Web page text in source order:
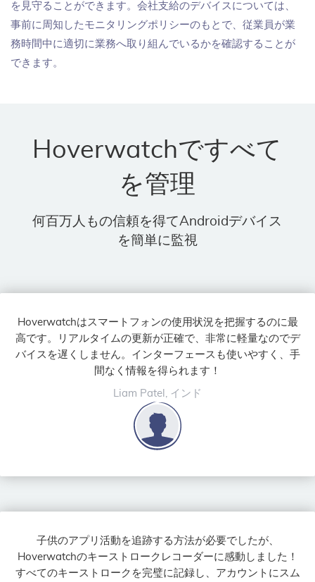
を見守ることができます。会社支給のデバイスについては、
事前に周知したモニタリングポリシーのもとで、従業員が業
務時間中に適切に業務へ取り組んでいるかを確認することが
できます。
Hoverwatchですべて
を管理
何百万人もの信頼を得てAndroidデバイス
を簡単に監視
子供のアプリ活動を追跡する方法が必要でしたが、
Hoverwatchのキーストロークレコーダーに感動しました！
すべてのキーストロークを完璧に記録し、アカウントにスム
Hoverwatchはスマートフォンの使用状況を把握するのに最
高です。リアルタイムの更新が正確で、非常に軽量なのでデ
バイスを遅くしません。インターフェースも使いやすく、手
間なく情報を得られます！
Liam Patel, インド